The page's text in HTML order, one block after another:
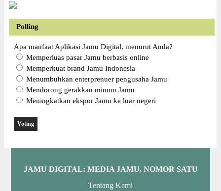
Polling
Apa manfaat Aplikasi Jamu Digital, menurut Anda?
Memperluas pasar Jamu berbasis online
Memperkuat brand Jamu Indonesia
Menumbuhkan enterprenuer pengusaha Jamu
Mendorong gerakkan minum Jamu
Meningkatkan ekspor Jamu ke luar negeri
JAMU DIGITAL: MEDIA JAMU, NOMOR SATU
Tentang Kami